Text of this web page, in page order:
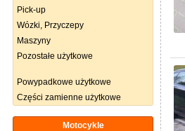
Pick-up
Wózki, Przyczepy
Maszyny
Pozostałe użytkowe
Powypadkowe użytkowe
Części zamienne użytkowe
Motocykle